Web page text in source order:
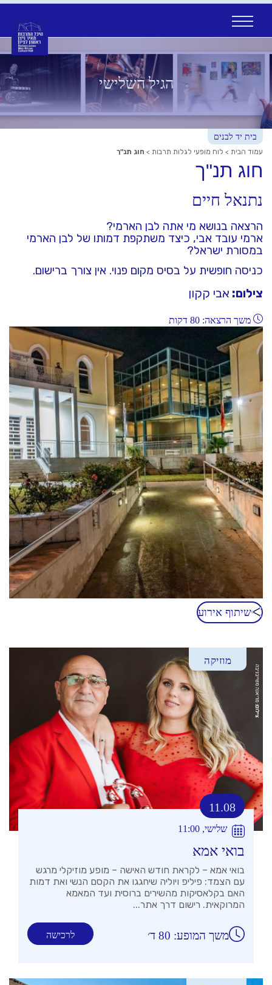
to
content
הגיל השלישי
בית יד לבנים
עמוד הבית > לוח מופעי לגלות תרבות > חוג תנ"ך
חוג תנ"ך
נתנאל חיים
הרצאה בנושא מי אתה לבן הארמי?
ארמי עובד אבי, כיצד משתקפת דמותו של לבן הארמי
במסורת ישראל?
כניסה חופשית על בסיס מקום פנוי. אין צורך ברישום.
צילום: אבי קקון
משך הרצאה: 80 דקות
שיתוף אירוע
מוזיקה
11.08
שלישי, 11:00
בואי אמא
בואי אמא – לקראת חודש האישה – מופע מוזיקלי מרגש
עם הצמד: פיליפ ויוליה שיחגגו את הקסם הנשי ואת דמות
האם בקלאסיקות מהשירים ברוסית ועד המאמא
המרוקאית. רישום דרך אתר...
לרכישה משך המופע: 80 ד׳